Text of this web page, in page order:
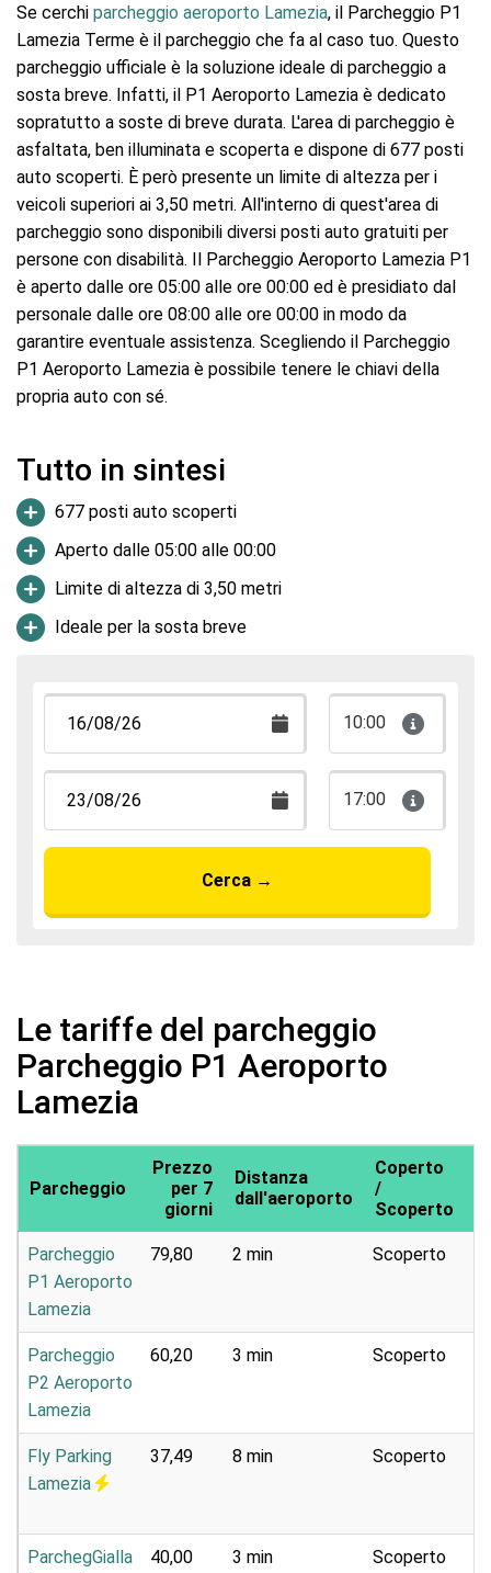
Se cerchi parcheggio aeroporto Lamezia, il Parcheggio P1
Lamezia Terme è il parcheggio che fa al caso tuo. Questo
parcheggio ufficiale è la soluzione ideale di parcheggio a
sosta breve. Infatti, il P1 Aeroporto Lamezia è dedicato
sopratutto a soste di breve durata. L'area di parcheggio è
asfaltata, ben illuminata e scoperta e dispone di 677 posti
auto scoperti. È però presente un limite di altezza per i
veicoli superiori ai 3,50 metri. All'interno di quest'area di
parcheggio sono disponibili diversi posti auto gratuiti per
persone con disabilità. Il Parcheggio Aeroporto Lamezia P1
è aperto dalle ore 05:00 alle ore 00:00 ed è presidiato dal
personale dalle ore 08:00 alle ore 00:00 in modo da
garantire eventuale assistenza. Scegliendo il Parcheggio
P1 Aeroporto Lamezia è possibile tenere le chiavi della
propria auto con sé.
Tutto in sintesi
677 posti auto scoperti
Aperto dalle 05:00 alle 00:00
Limite di altezza di 3,50 metri
Ideale per la sosta breve
10:00
17:00
Cerca →
Le tariffe del parcheggio
Parcheggio P1 Aeroporto
Lamezia
Parcheggio
Prezzo
per 7
giorni
Distanza
dall'aeroporto
Coperto
/
Scoperto
Parcheggio
P1 Aeroporto
Lamezia
79,80 2 min Scoperto
Parcheggio
P2 Aeroporto
Lamezia
60,20 3 min Scoperto
Fly Parking
Lamezia
37,49 8 min Scoperto
ParchegGialla
40,00 3 min Scoperto